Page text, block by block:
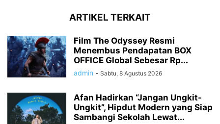
ARTIKEL TERKAIT
Film The Odyssey Resmi
Menembus Pendapatan BOX
OFFICE Global Sebesar Rp...
admin - Sabtu, 8 Agustus 2026
Afan Hadirkan “Jangan Ungkit-
Ungkit”, Hipdut Modern yang Siap
Sambangi Sekolah Lewat...